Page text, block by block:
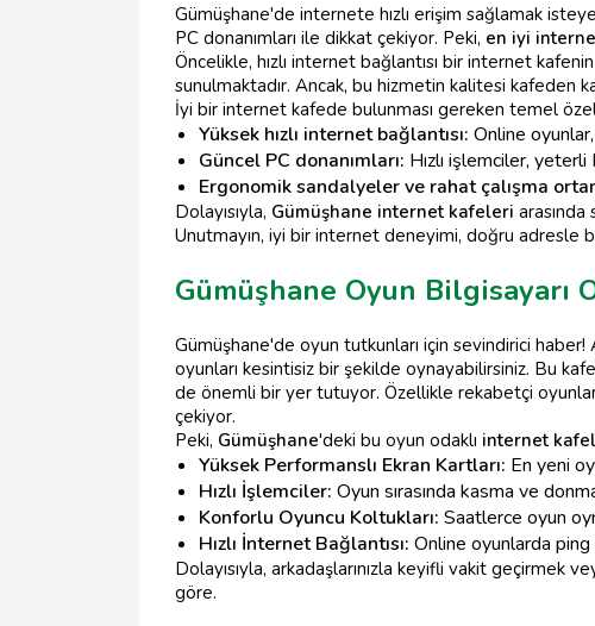
Gümüşhane'de internete hızlı erişim sağlamak
PC donanımları ile dikkat çekiyor. Peki, en iyi
Öncelikle, hızlı internet bağlantısı bir internet
sunulmaktadır. Ancak, bu hizmetin kalitesi kafeden
İyi bir internet kafede bulunması gereken temel
Yüksek hızlı internet bağlantısı: Online
Güncel PC donanımları: Hızlı işlemciler,
Ergonomik sandalyeler ve rahat çalışma
Dolayısıyla, Gümüşhane internet kafeleri
Unutmayın, iyi bir internet deneyimi, doğru adresle
Gümüşhane Oyun Bilgisayarı
Gümüşhane'de oyun tutkunları için sevindirici haber!
oyunları kesintisiz bir şekilde oynayabilirsiniz. Bu
de önemli bir yer tutuyor. Özellikle rekabetçi oyunlar
çekiyor.
Peki, Gümüşhane'deki bu oyun odaklı internet
Yüksek Performanslı Ekran Kartları: En yeni
Hızlı İşlemciler: Oyun sırasında kasma ve
Konforlu Oyuncu Koltukları: Saatlerce oyun
Hızlı İnternet Bağlantısı: Online oyunlarda ping
Dolayısıyla, arkadaşlarınızla keyifli vakit geçirmek
göre.